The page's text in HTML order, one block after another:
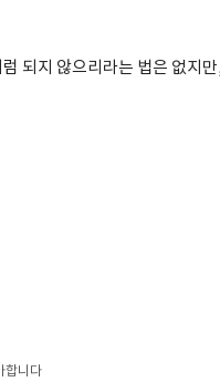
되지 않으리라는 법은 없지
합니다